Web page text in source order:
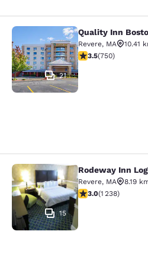
Quality Inn Boston-
21
Quality Inn
Revere, MA
10.41
3.47 étoiles. Bien.
3.5(750)
Rodeway Inn
15
Rodeway Inn
Revere, MA
8.19
2.99 étoiles. Moyen.
3.0(1 238)